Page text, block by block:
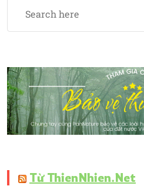
Từ ThienNhien.Net